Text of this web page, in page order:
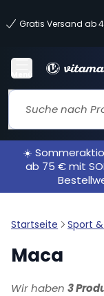
Gratis Versand ab
Menü
☀️
ab 75 € mit
Startseite Sport
Maca
Wir haben 3